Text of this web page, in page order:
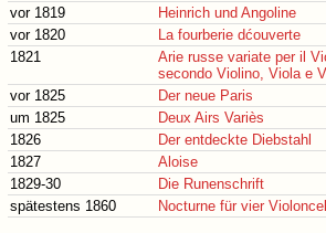
vor 1819
Heinrich und Angoline
vor 1820
La fourberie dćouverte
1821
Arie russe variate per il
secondo Violino, Viola e
vor 1825
Der neue Paris
um 1825
Deux Airs Variès
1826
Der entdeckte Diebstahl
1827
Aloise
1829-30
Die Runenschrift
spätestens 1860
Nocturne für vier